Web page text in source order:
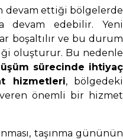
devam ettiği bölgelerde
devam edebilir. Yeni
boşaltılır ve bu durum
oluşturur. Bu nedenle
sürecinde ihtiyaç
hizmetleri, bölgedeki
veren önemli bir hizmet
taşınma gününün